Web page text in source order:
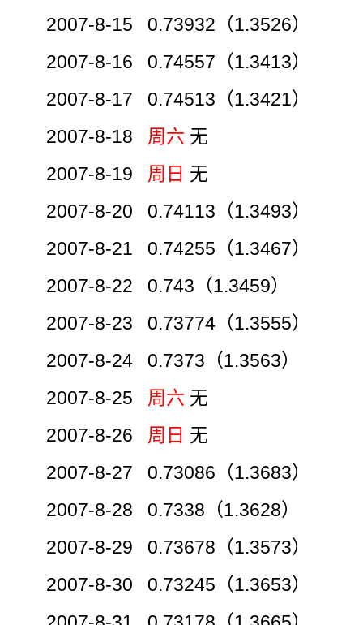
2007-8-15 0.73932（1.3526）
2007-8-16 0.74557（1.3413）
2007-8-17 0.74513（1.3421）
2007-8-18 周六 无
2007-8-19 周日 无
2007-8-20 0.74113（1.3493）
2007-8-21 0.74255（1.3467）
2007-8-22 0.743（1.3459）
2007-8-23 0.73774（1.3555）
2007-8-24 0.7373（1.3563）
2007-8-25 周六 无
2007-8-26 周日 无
2007-8-27 0.73086（1.3683）
2007-8-28 0.7338（1.3628）
2007-8-29 0.73678（1.3573）
2007-8-30 0.73245（1.3653）